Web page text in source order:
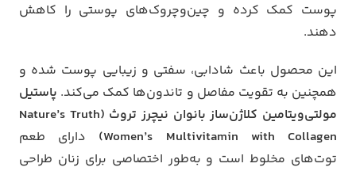
پوست کمک کرده و چین‌وچروک‌های پوستی را کاهش
دهند.
این محصول باعث شادابی، سفتی و زیبایی پوست شده و
همچنین به تقویت مفاصل و تاندون‌ها کمک می‌کند. پاستیل
مولتی‌ویتامین کلاژن‌ساز بانوان نیچرز تروث (Nature’s Truth
Women’s Multivitamin with Collagen)
دارای طعم
توت‌های مخلوط است و به‌طور اختصاصی برای زنان طراحی